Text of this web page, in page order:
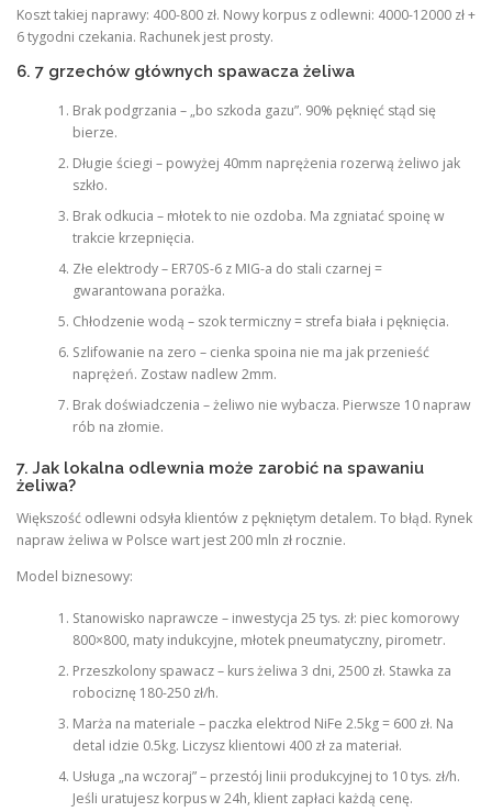
Koszt takiej naprawy: 400-800 zł. Nowy korpus z odlewni: 4000-12000 zł +
6 tygodni czekania. Rachunek jest prosty.
6. 7 grzechów głównych spawacza żeliwa
Brak podgrzania – „bo szkoda gazu”. 90% pęknięć stąd się
bierze.
Długie ściegi – powyżej 40mm naprężenia rozerwą żeliwo jak
szkło.
Brak odkucia – młotek to nie ozdoba. Ma zgniatać spoinę w
trakcie krzepnięcia.
Złe elektrody – ER70S-6 z MIG-a do stali czarnej =
gwarantowana porażka.
Chłodzenie wodą – szok termiczny = strefa biała i pęknięcia.
Szlifowanie na zero – cienka spoina nie ma jak przenieść
naprężeń. Zostaw nadlew 2mm.
Brak doświadczenia – żeliwo nie wybacza. Pierwsze 10 napraw
rób na złomie.
7. Jak lokalna odlewnia może zarobić na spawaniu
żeliwa?
Większość odlewni odsyła klientów z pękniętym detalem. To błąd. Rynek
napraw żeliwa w Polsce wart jest 200 mln zł rocznie.
Model biznesowy:
Stanowisko naprawcze – inwestycja 25 tys. zł: piec komorowy
800×800, maty indukcyjne, młotek pneumatyczny, pirometr.
Przeszkolony spawacz – kurs żeliwa 3 dni, 2500 zł. Stawka za
robociznę 180-250 zł/h.
Marża na materiale – paczka elektrod NiFe 2.5kg = 600 zł. Na
detal idzie 0.5kg. Liczysz klientowi 400 zł za materiał.
Usługa „na wczoraj” – przestój linii produkcyjnej to 10 tys. zł/h.
Jeśli uratujesz korpus w 24h, klient zapłaci każdą cenę.